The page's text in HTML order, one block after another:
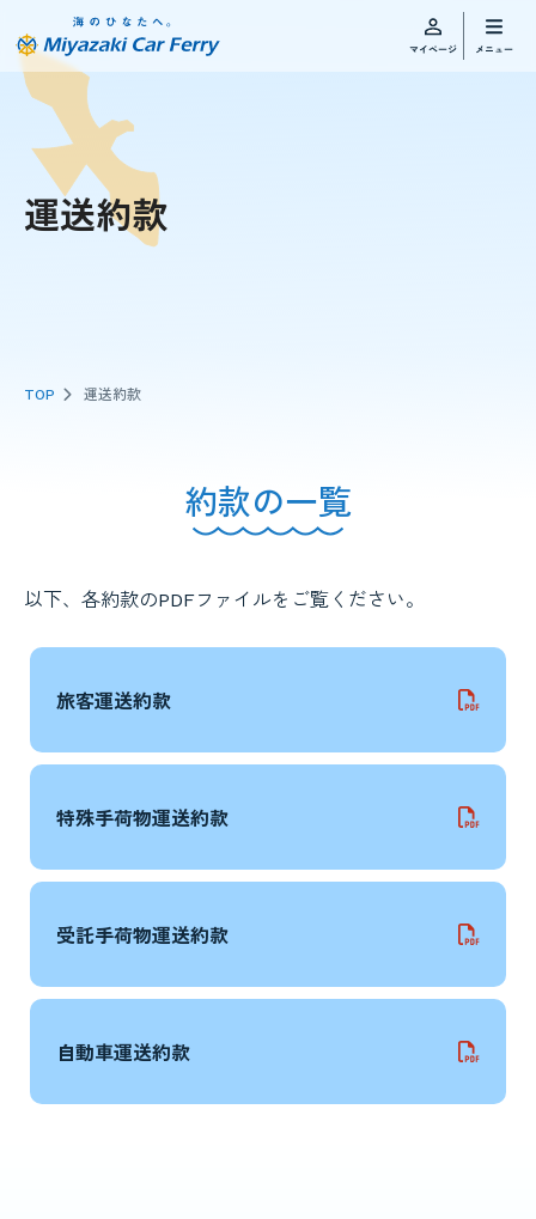
運送約款
TOP 運送約款
約款の一覧
以下、各約款のPDFファイルをご覧ください。
旅客運送約款
特殊手荷物運送約款
受託手荷物運送約款
自動車運送約款